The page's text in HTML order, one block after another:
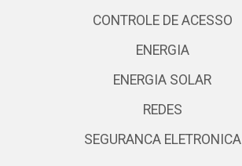
CONTROLE DE ACESSO
ENERGIA
ENERGIA SOLAR
REDES
SEGURANCA ELETRONICA